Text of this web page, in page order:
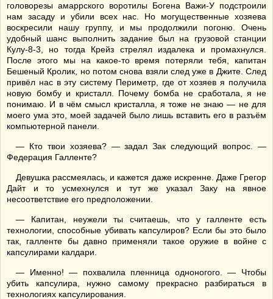
головорезы амаррского воротилы Богена Важи-У подстроили
нам засаду и убили всех нас. Но могущественные хозяева
воскресили нашу группу, и мы продолжили погоню. Очень
удобный шанс выполнить задание был на грузовой станции
Кулу-8-3, но тогда Крейз стрелял издалека и промахнулся.
После этого мы на какое-то время потеряли тебя, капитан
Бешеный Кролик, но потом снова взяли след уже в Джите. След
привёл нас в эту систему Периметр, где от хозяев я получила
новую бомбу и кристалл. Почему бомба не сработала, я не
понимаю. И в чём смысл кристалла, я тоже не знаю — не для
моего ума это, моей задачей было лишь вставить его в разъём
компьютерной панели.
— Кто твои хозяева? — задал Зак следующий вопрос. —
Федерация Галленте?
Девушка рассмеялась, и кажется даже искренне. Даже Грегор
Дайт и то усмехнулся и тут же указал Заку на явное
несоответствие его предположении.
— Капитан, неужели ты считаешь, что у галленте есть
технологии, способные убивать капсулиров? Если бы это было
так, галленте бы давно применяли такое оружие в войне с
капсулирами калдари.
— Именно! — похвалила пленница одноногого. — Чтобы
убить капсулира, нужно самому прекрасно разбираться в
технологиях капсулирования.